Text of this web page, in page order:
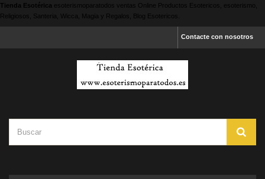
Tienda Esotérica esoterismoparatodos ventas Online Productos Esotericos, esoterismo,
Religiosos, Santeria, Wicca, Magia y Regalos, Blog Esotericos.
Contacte con nosotros